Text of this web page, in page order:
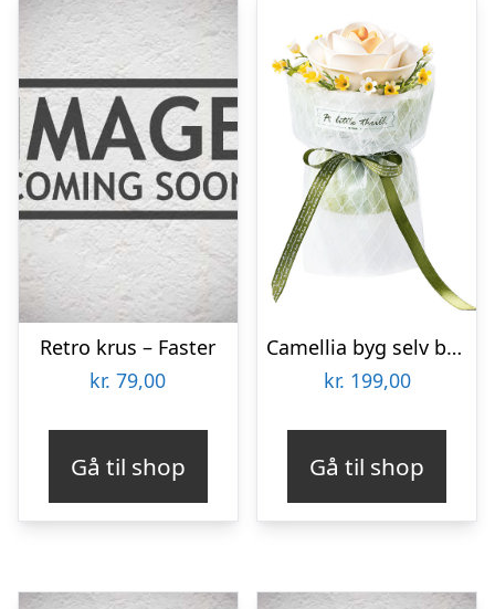
Retro krus – Faster
kr. 79,00
Gå til shop
Camellia byg selv blomst Rokrâ¢ (AF011)
kr. 199,00
Gå til shop